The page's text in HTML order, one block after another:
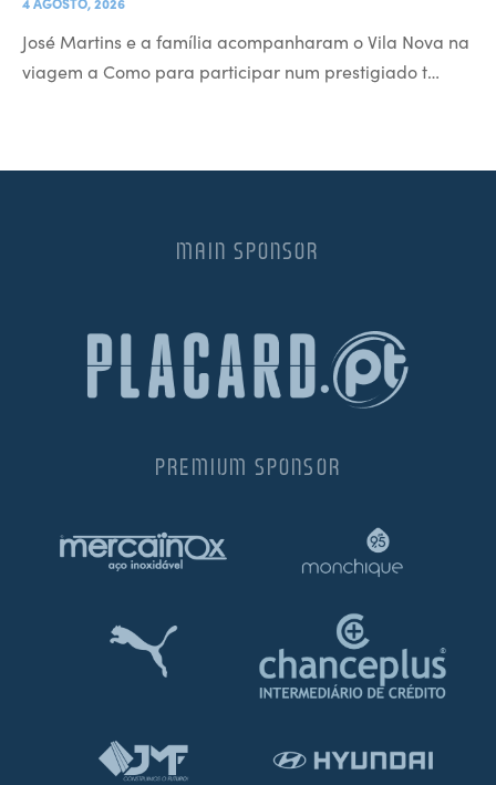
José Martins e a família acompanharam o Vila Nova na
viagem a Como para participar num prestigiado t…
MAIN SPONSOR
PREMIUM SPONSOR